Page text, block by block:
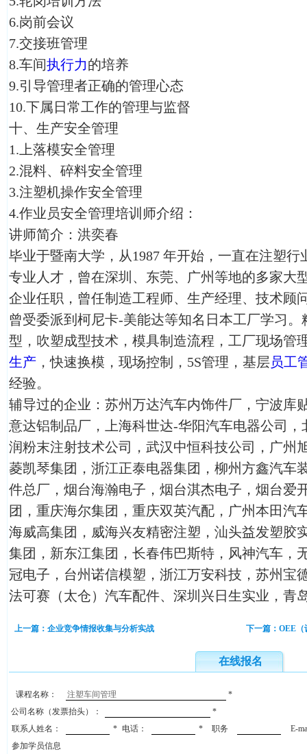
6.岗前会议
7.交接班管理
8.车间执行力的培养
9.引导管理者正确的管理心态
10.下属日常工作的管理与监督
十、生产安全管理
1.上落模安全管理
2.混料、碎料安全管理
3.注塑机操作安全管理
4.作业员安全管理培训师介绍：
讲师简介：洪奕春
毕业于暨南大学，从1987 年开始，一直在注塑
专业人才，曾在深圳、东莞、广州等地的多家大
企业任职，曾任制造工程师、生产经理、技术顾
曾受委派到柯尼卡-美能达等知名日本工厂学习。
型，吹塑成型技术，模具制造流程，工厂现场管
生产 ，快速换模，现场控制，5S管理，基层员工
经验。
辅导过的企业：苏州万达汽车内饰件厂，宁波库
意达铝制品厂，上海科世达-华阳汽车电器公司
润粉末注射技术公司，武汉中恒科技公司，广州
菱凯琴集团，浙江正泰电器集团，柳州方鑫汽车
件总厂，烟台海瀚电子，烟台淇杰电子，烟台爱
团，重庆海尔集团，重庆双英汽配，广州本田汽
海威高集团，威海兴友精密注塑，汕头益发塑胶
集团，新东江集团，长春伟巴斯特，风神汽车，
冠电子，台州诺信模塑，浙江万安科技，苏州宝
法可赛（太仓）汽车配件、深圳兴日生实业，青
上一篇：企业竞争情报收集与分析实战 下一篇：OEE
在线报名
课程名称：
*
公司名称（发票抬头）：
*
联系人姓名：
* 电话： * 职务
E-
参加学员信息